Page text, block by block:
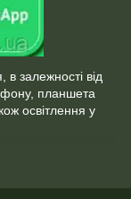
в залежності від
планшета
освітлення у